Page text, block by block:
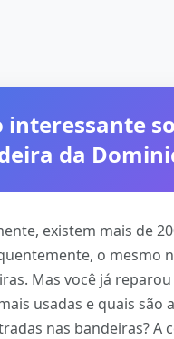
interessante
da
existem mais de
o mesmo
Mas você já
usadas e quais são
nas bandeiras? A